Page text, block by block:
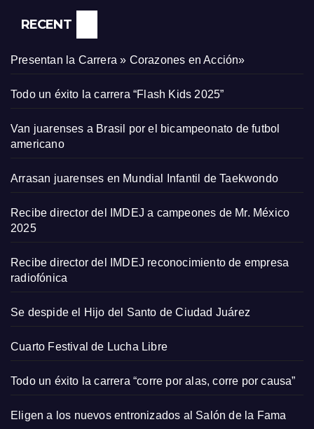
RECENT
Presentan la Carrera » Corazones en Acción»
Todo un éxito la carrera “Flash Kids 2025”
Van juarenses a Brasil por el bicampeonato de futbol
americano
Arrasan juarenses en Mundial Infantil de Taekwondo
Recibe director del IMDEJ a campeones de Mr. México
2025
Recibe director del IMDEJ reconocimiento de empresa
radiofónica
Se despide el Hijo del Santo de Ciudad Juárez
Cuarto Festival de Lucha Libre
Todo un éxito la carrera “corre por alas, corre por causa”
Eligen a los nuevos entronizados al Salón de la Fama